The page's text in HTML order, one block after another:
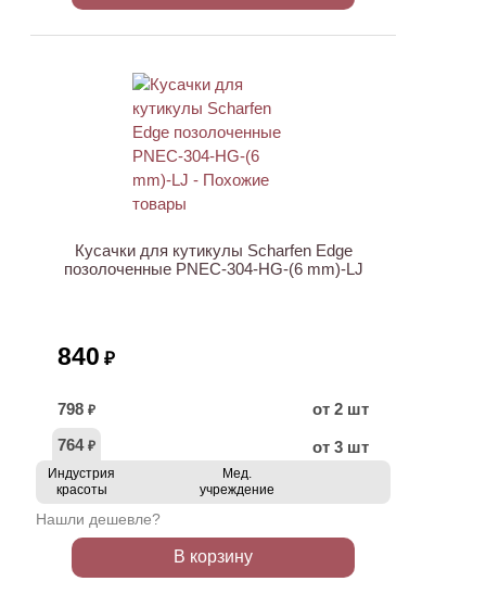
Кусачки для кутикулы Scharfen Edge
позолоченные PNEC-304-HG-(6 mm)-LJ
840 ₽
798 ₽
от 2 шт
764 ₽ от 3 шт
Индустрия
красоты
Мед.
учреждение
Нашли дешевле?
В корзину